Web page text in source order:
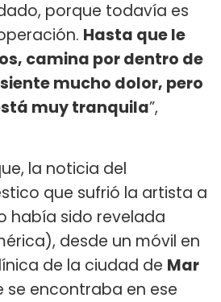
porque todavía es
Hasta que le
camina por dentro de
mucho dolor, pero
muy tranquila”,
la noticia del
que sufrió la artista a
había sido revelada
desde un móvil en
de la ciudad de Mar
se encontraba en ese